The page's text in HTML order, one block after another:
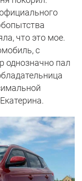
что это мое.
с
однозначно пал